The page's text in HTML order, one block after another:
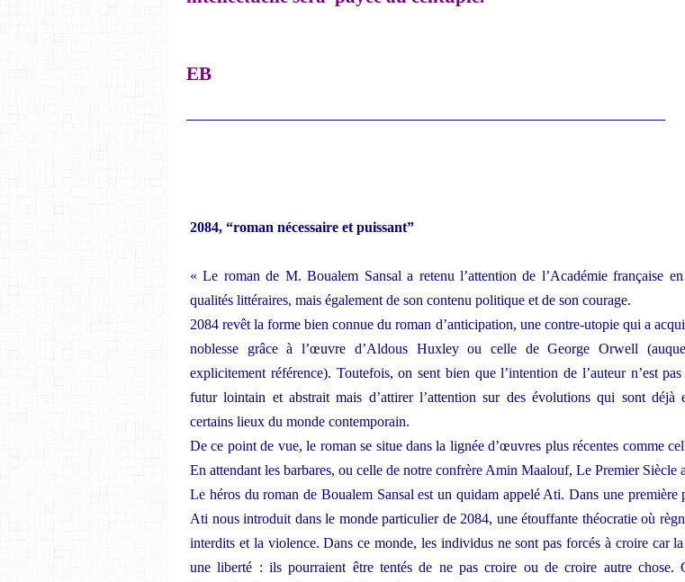
EB
2084, “roman nécessaire et puissant”
« Le roman de M. Boualem Sansal a retenu l’attention de l’Académie française
qualités littéraires, mais également de son contenu politique et de son courage.
2084 revêt la forme bien connue du roman d’anticipation, une contre-utopie qui a
noblesse grâce à l’œuvre d’Aldous Huxley ou celle de George Orwell
explicitement référence). Toutefois, on sent bien que l’intention de l’auteur n’est pas
futur lointain et abstrait mais d’attirer l’attention sur des évolutions qui sont déjà
certains lieux du monde contemporain.
De ce point de vue, le roman se situe dans la lignée d’œuvres plus récentes comme
En attendant les barbares, ou celle de notre confrère Amin Maalouf, Le Premier Siècle
Le héros du roman de Boualem Sansal est un quidam appelé Ati. Dans une première
Ati nous introduit dans le monde particulier de 2084, une étouffante théocratie où
interdits et la violence. Dans ce monde, les individus ne sont pas forcés à croire car
une liberté : ils pourraient être tentés de ne pas croire ou de croire autre chose.